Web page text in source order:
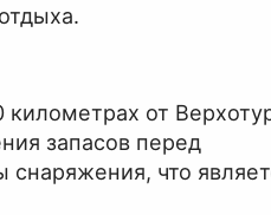
от
запасов перед
что